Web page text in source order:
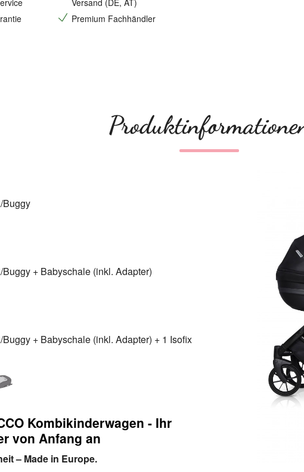
Versand (DE, AT)
Premium Fachhändler
Buggy
+ Babyschale (inkl. Adapter)
+ Babyschale (inkl. Adapter) + 1 Isofix
Kombikinderwagen - Ihr
von Anfang an
– Made in Europe.